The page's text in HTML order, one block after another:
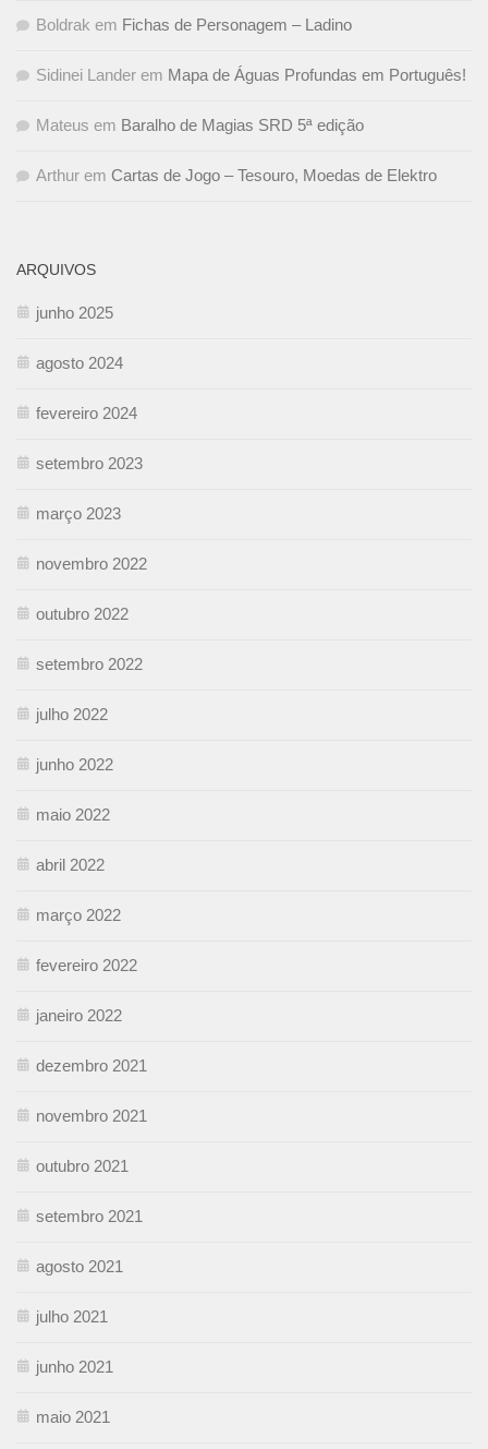
Boldrak em Fichas de Personagem – Ladino
Sidinei Lander em Mapa de Águas Profundas em Português!
Mateus em Baralho de Magias SRD 5ª edição
Arthur em Cartas de Jogo – Tesouro, Moedas de Elektro
ARQUIVOS
junho 2025
agosto 2024
fevereiro 2024
setembro 2023
março 2023
novembro 2022
outubro 2022
setembro 2022
julho 2022
junho 2022
maio 2022
abril 2022
março 2022
fevereiro 2022
janeiro 2022
dezembro 2021
novembro 2021
outubro 2021
setembro 2021
agosto 2021
julho 2021
junho 2021
maio 2021